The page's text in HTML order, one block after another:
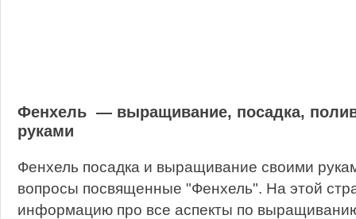
Фенхель — выращивание, посадка,
руками
Фенхель посадка и выращивание своими
вопросы посвященные "Фенхель". На этой
информацию про все аспекты по